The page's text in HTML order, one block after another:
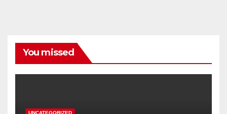
You missed
UNCATEGORIZED